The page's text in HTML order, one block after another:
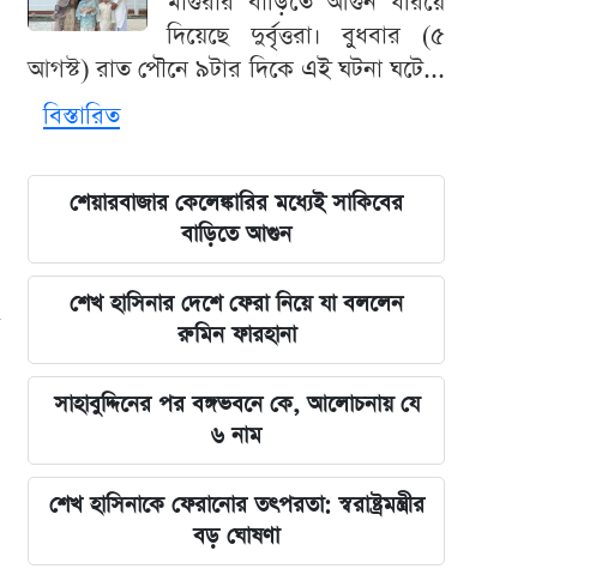
দিয়েছে দুর্বৃত্তরা। বুধবার (৫
আগস্ট) রাত পৌনে ৯টার দিকে এই ঘটনা ঘটে...
বিস্তারিত
শেয়ারবাজার কেলেঙ্কারির মধ্যেই সাকিবের
বাড়িতে আগুন
শেখ হাসিনার দেশে ফেরা নিয়ে যা বললেন
রুমিন ফারহানা
সাহাবুদ্দিনের পর বঙ্গভবনে কে, আলোচনায় যে
৬ নাম
শেখ হাসিনাকে ফেরানোর তৎপরতা: স্বরাষ্ট্রমন্ত্রীর
বড় ঘোষণা